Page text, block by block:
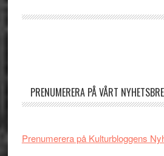
PRENUMERERA PÅ VÅRT
Prenumerera på Kulturbloggens